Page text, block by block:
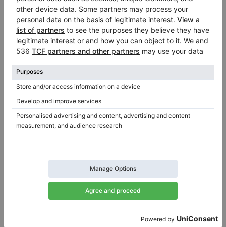
Używany, Steinway & Sons, O-180
O-180,180 cm1910
Niemcy /Cologne
$59,984.17
O-180,
$25,262.56
Chcesz kupić używane pianino?
W czasie poszukiwania pianina dla siebie, dziecka lub
uczniów natrafisz na wiele używanych pianin na
dla Ciebie, jako kupującego. Nowe instrumenty są bez